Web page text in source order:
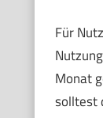
Für
Monat
solltest